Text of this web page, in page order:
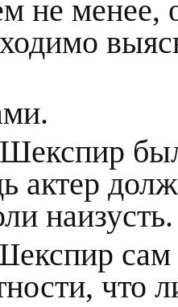
не
был
актер
наизусть.
сам
что